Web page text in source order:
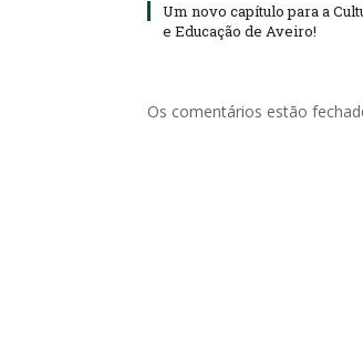
Um novo capítulo para a
e Educação de Aveiro!
Os comentários estão